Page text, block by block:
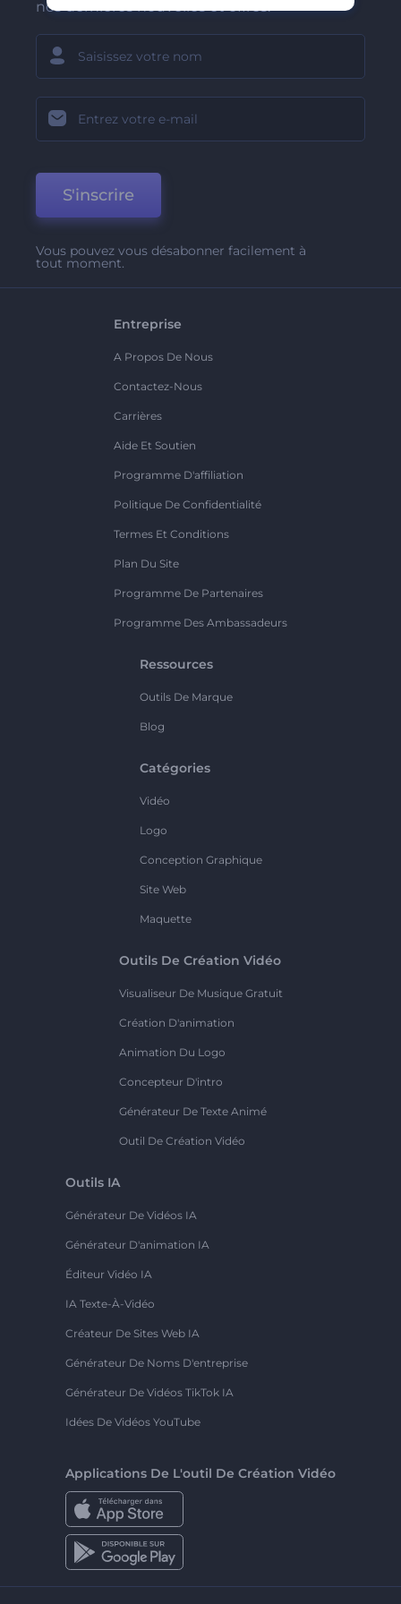
nos dernières nouvelles et offres.
S'inscrire
Vous pouvez vous désabonner facilement à
tout moment.
Entreprise
A Propos De Nous
Contactez-Nous
Carrières
Aide Et Soutien
Programme D'affiliation
Politique De Confidentialité
Termes Et Conditions
Plan Du Site
Programme De Partenaires
Programme Des Ambassadeurs
Ressources
Outils De Marque
Blog
Catégories
Vidéo
Logo
Conception Graphique
Site Web
Maquette
Outils De Création Vidéo
Visualiseur De Musique Gratuit
Création D'animation
Animation Du Logo
Concepteur D'intro
Générateur De Texte Animé
Outil De Création Vidéo
Outils IA
Générateur De Vidéos IA
Générateur D'animation IA
Éditeur Vidéo IA
IA Texte-À-Vidéo
Créateur De Sites Web IA
Générateur De Noms D'entreprise
Générateur De Vidéos TikTok IA
Idées De Vidéos YouTube
Applications De L'outil De Création Vidéo